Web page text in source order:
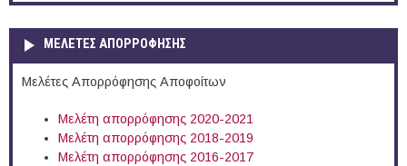
ΜΕΛΕΤΕΣ ΑΠΟΡΡΟΦΗΣΗΣ
Μελέτες Απορρόφησης Αποφοίτων
Μελέτη απορρόφησης 2020-2021
Μελέτη απορρόφησης 2018-2019
Μελέτη απορρόφησης 2016-2017